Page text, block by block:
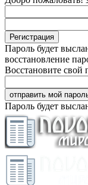
Пароль будет
восстановление
Восстановите свой
Пароль будет